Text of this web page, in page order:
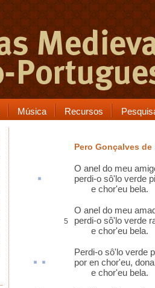
Música Recursos
Pero Gonçalves
O anel do meu
perdi-o sô'lo verde
e chor'eu bela.
O anel do meu
5
perdi-o sô'lo verde
e chor'eu bela.
Perdi-o sô'lo verde
por en chor'eu,
e chor'eu bela.